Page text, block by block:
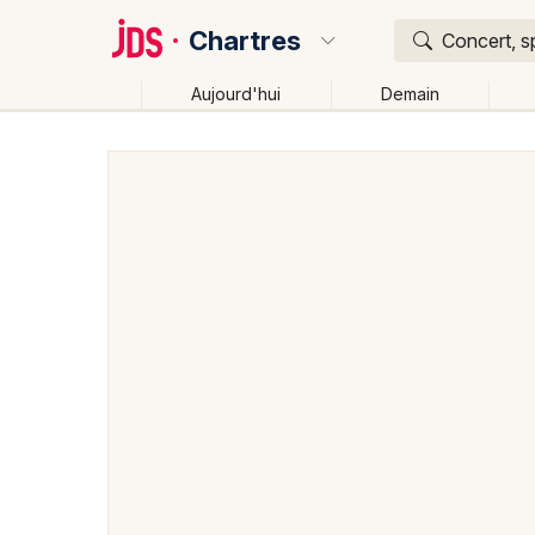
Chartres Concert,
Aujourd'hui Demain